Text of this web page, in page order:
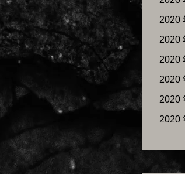
2020
2020
2020
2020
2020
2020